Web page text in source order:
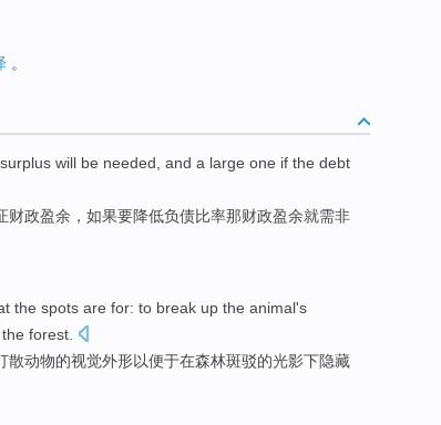
。
surplus will be needed , and a large one if the debt
财政盈余 ，如果要降低负债比率那财政盈余就需非
the spots are for: to break up the animal's
the forest
散动物的视觉外形以便于在森林斑驳的光影下隐藏